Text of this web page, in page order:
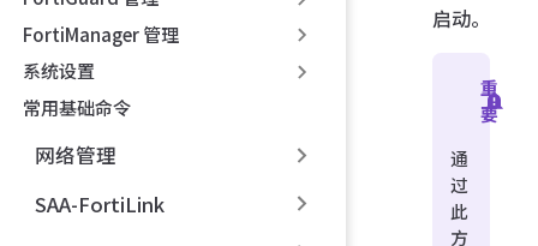
FortiManager 管理
系统设置
常用基础命令
网络管理
SAA-FortiLink
启动。
重
要
通
过
此
方